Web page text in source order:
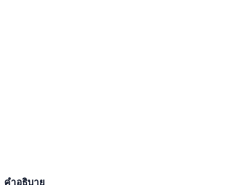
คำอธิบาย